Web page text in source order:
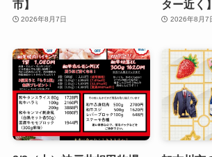
市】
2026年8月7日
ター近く】
2026年8月7